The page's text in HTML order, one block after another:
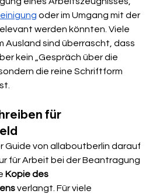
oder im Umgang mit der
werden könnten. Viele
Ausland sind überrascht, dass
kein „Gespräch über die
die reine Schriftform
für
Guide von allaboutberlin darauf
für Arbeit bei der Beantragung
Kopie des
verlangt. Für viele